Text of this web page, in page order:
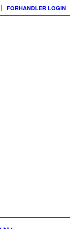
FORHANDLER LOGIN